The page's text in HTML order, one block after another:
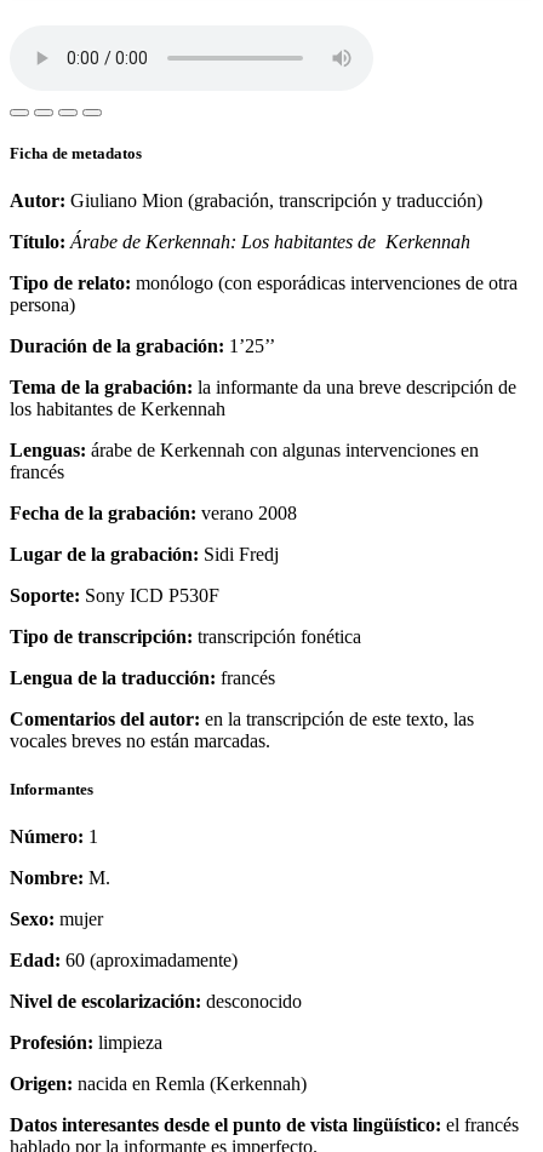
Ficha de metadatos
Autor: Giuliano Mion (grabación, transcripción y traducción)
Título: Árabe de Kerkennah: Los habitantes de Kerkennah
Tipo de relato: monólogo (con esporádicas intervenciones de otra
persona)
Duración de la grabación: 1’25’’
Tema de la grabación: la informante da una breve descripción de
los habitantes de Kerkennah
Lenguas: árabe de Kerkennah con algunas intervenciones en
francés
Fecha de la grabación: verano 2008
Lugar de la grabación: Sidi Fredj
Soporte: Sony ICD P530F
Tipo de transcripción: transcripción fonética
Lengua de la traducción: francés
Comentarios del autor: en la transcripción de este texto, las
vocales breves no están marcadas.
Informantes
Número: 1
Nombre: M.
Sexo: mujer
Edad: 60 (aproximadamente)
Nivel de escolarización: desconocido
Profesión: limpieza
Origen: nacida en Remla (Kerkennah)
Datos interesantes desde el punto de vista lingüístico: el francés
hablado por la informante es imperfecto.